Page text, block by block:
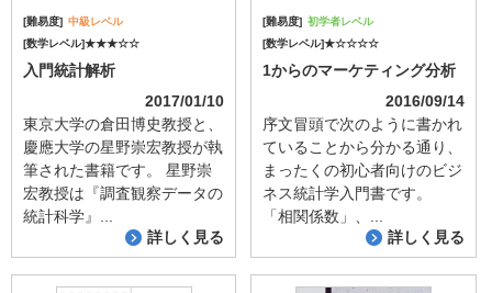
[難易度] 中級レベル
[数学レベル]★★★☆☆
入門統計解析
2017/01/10
東京大学の倉田博史教授と、
慶應大学の星野崇宏教授が執
筆された書籍です。 星野崇
宏教授は『調査観察データの
統計科学』...
詳しく見る
[難易度] 初学者レベル
[数学レベル]★☆☆☆☆
1からのマーケティング分析
2016/09/14
序文冒頭で次のように書かれ
ていることから分かる通り、
まったくの初心者向けのビジ
ネス統計学入門書です。
「相関係数」、...
詳しく見る